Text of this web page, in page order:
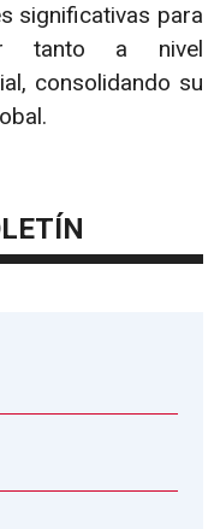
significativas para
tanto a nivel
consolidando su